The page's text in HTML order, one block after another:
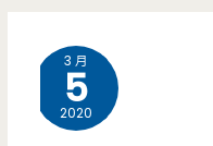
還
有
西
美
食-369
3 月
5
2020